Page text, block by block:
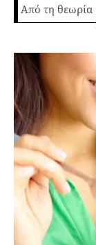
Από τη θεωρία